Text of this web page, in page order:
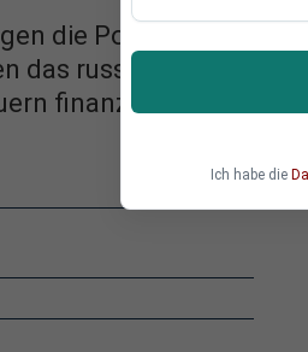
die Politik aus
das russische Import-
finanziell
Ich habe die